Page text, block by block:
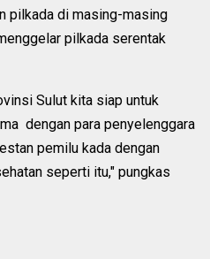
pilkada di masing-masing
pilkada serentak
Sulut kita siap untuk
dengan para penyelenggara
pemilu kada dengan
seperti itu," pungkas